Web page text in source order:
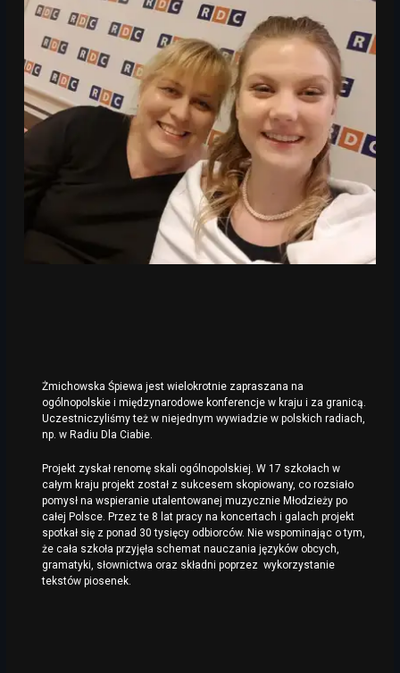
Żmichowska Śpiewa jest wielokrotnie zapraszana na
ogólnopolskie i międzynarodowe konferencje w kraju i za granicą.
Uczestniczyliśmy też w niejednym wywiadzie w polskich radiach,
np. w Radiu Dla Ciabie.
Projekt zyskał renomę skali ogólnopolskiej. W 17 szkołach w
całym kraju projekt został z sukcesem skopiowany, co rozsiało
pomysł na wspieranie utalentowanej muzycznie Młodzieży po
całej Polsce. Przez te 8 lat pracy na koncertach i galach projekt
spotkał się z ponad 30 tysięcy odbiorców. Nie wspominając o tym,
że cała szkoła przyjęła schemat nauczania języków obcych,
gramatyki, słownictwa oraz składni poprzez wykorzystanie
tekstów piosenek.